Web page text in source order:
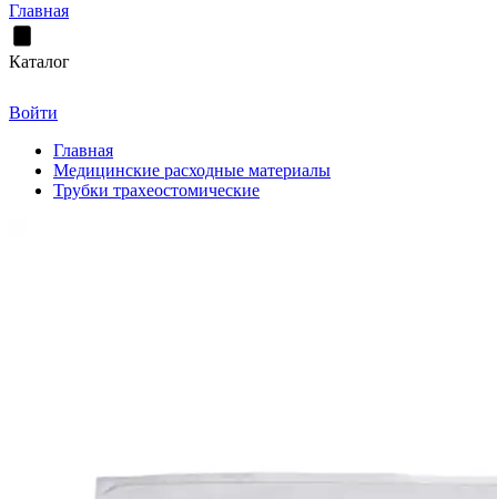
Главная
Каталог
Войти
Главная
Медицинские расходные материалы
Трубки трахеостомические